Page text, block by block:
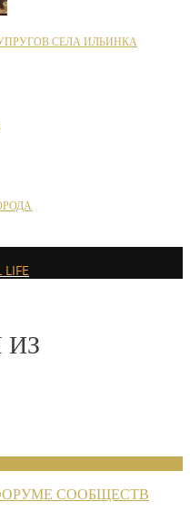
СЕЛА ИЛЬИНКА
LIFE
ИЗ
СООБЩЕСТВ